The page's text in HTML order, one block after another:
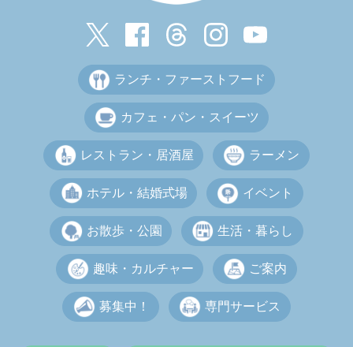
ランチ・ファーストフード
カフェ・パン・スイーツ
レストラン・居酒屋 ラーメン
ホテル・結婚式場 イベント
お散歩・公園 生活・暮らし
趣味・カルチャー ご案内
募集中！ 専門サービス